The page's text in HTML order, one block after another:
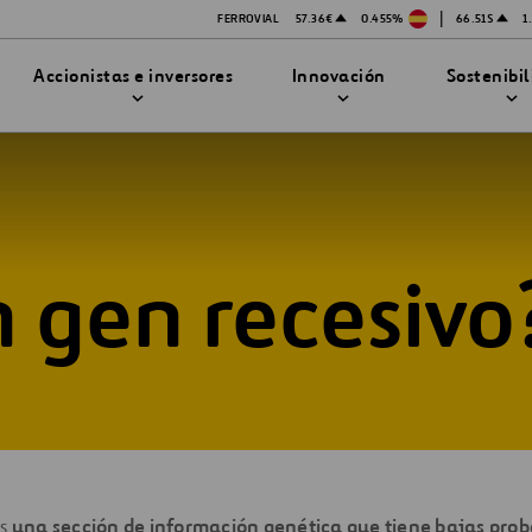
FERROVIAL 57.36€ 0.455% | 66.51$
Innovación en seguridad
STEM
Accionistas e inversores Innovación
gen
una sección de información genética que tiene bajas